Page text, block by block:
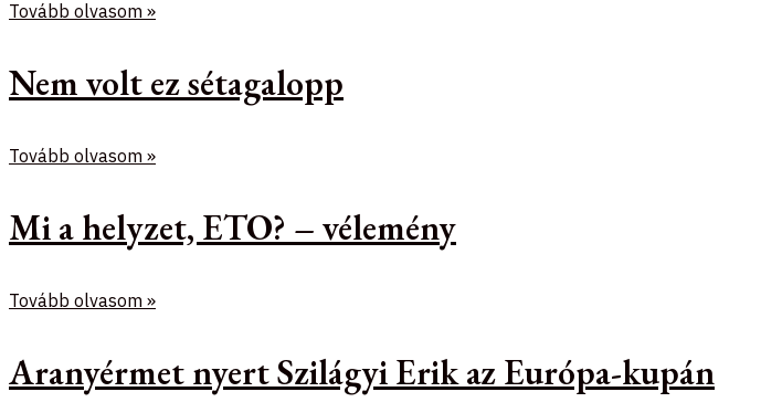
Tovább olvasom »
Nem volt ez sétagalopp
Tovább olvasom »
Mi a helyzet, ETO? – vélemény
Tovább olvasom »
Aranyérmet nyert Szilágyi Erik az Európa-kupán